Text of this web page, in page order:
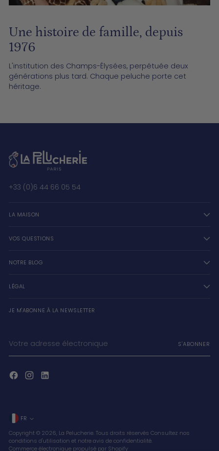
Une histoire de famille, depuis
1976
L'institution des Champs-Élysées, perpétuée deux
générations plus tard. Chaque peluche porte cet
héritage.
+33 (0)6 44 66 05 54
LA MAISON
VOS QUESTIONS
NOTRE BLOG
LÉGAL
JE M'ABONNE À LA NEWSLETTER
adresse
électronique
S'ABONNER
Langue
FR
Copyright © 2026, La Pelucherie . Tous droits réservés Consultez nos
conditions d'utilisation et notre avis de confidentialité.
Commerce électronique propulsé par Shopify